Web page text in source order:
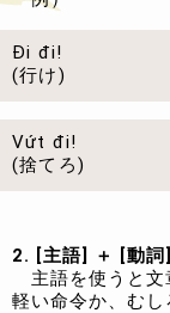
Đi đi!
(行け)
Vứt đi!
(捨てろ)
2. [主語] ＋ [動詞
主語を使うと文
軽い命令か、むし